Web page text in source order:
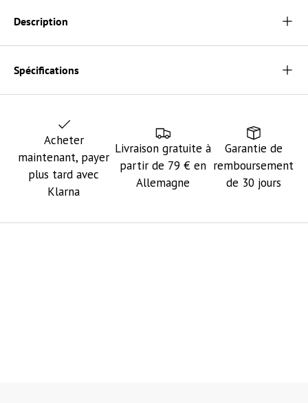
Description
Spécifications
Acheter
maintenant, payer
plus tard avec
Klarna
Livraison gratuite à
partir de 79 € en
Allemagne
Garantie de
remboursement
de 30 jours